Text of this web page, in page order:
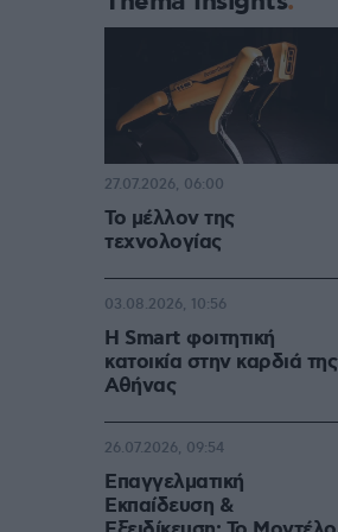
Το μέλλον της
τεχνολογίας
27.07.2026, 06:00
Η Smart φοιτητική
κατοικία στην καρδιά της
Αθήνας
03.08.2026, 10:56
Επαγγελματική
Εκπαίδευση &
26.07.2026, 09:54